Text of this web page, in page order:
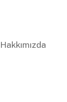
Hakkımızda